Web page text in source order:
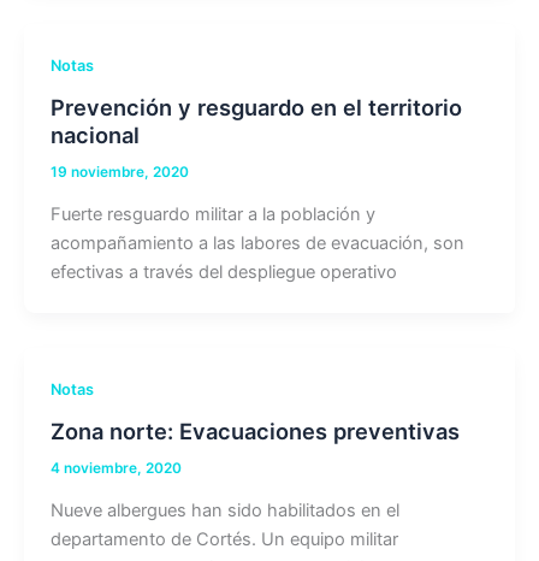
Notas
Prevención y resguardo en el territorio
nacional
19 noviembre, 2020
Fuerte resguardo militar a la población y
acompañamiento a las labores de evacuación, son
efectivas a través del despliegue operativo
Notas
Zona norte: Evacuaciones preventivas
4 noviembre, 2020
Nueve albergues han sido habilitados en el
departamento de Cortés. Un equipo militar